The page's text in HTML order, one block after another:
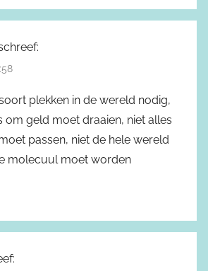
plekken in de wereld nodig,
om geld moet draaien, niet alles
passen, niet de hele wereld
molecuul moet worden